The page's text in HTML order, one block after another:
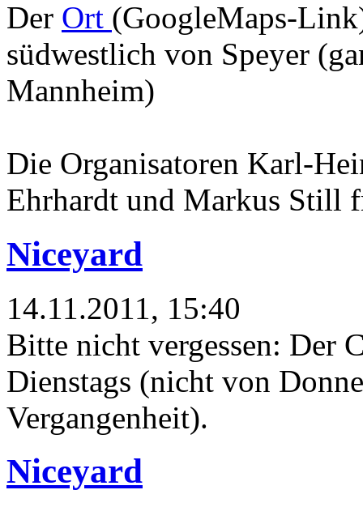
Der Ort (GoogleMaps-
südwestlich von Speyer
Mannheim)
Die Organisatoren Karl-
Ehrhardt und Markus Still
Niceyard
14.11.2011, 15:40
Bitte nicht vergessen: Der
Dienstags (nicht von
Vergangenheit).
Niceyard